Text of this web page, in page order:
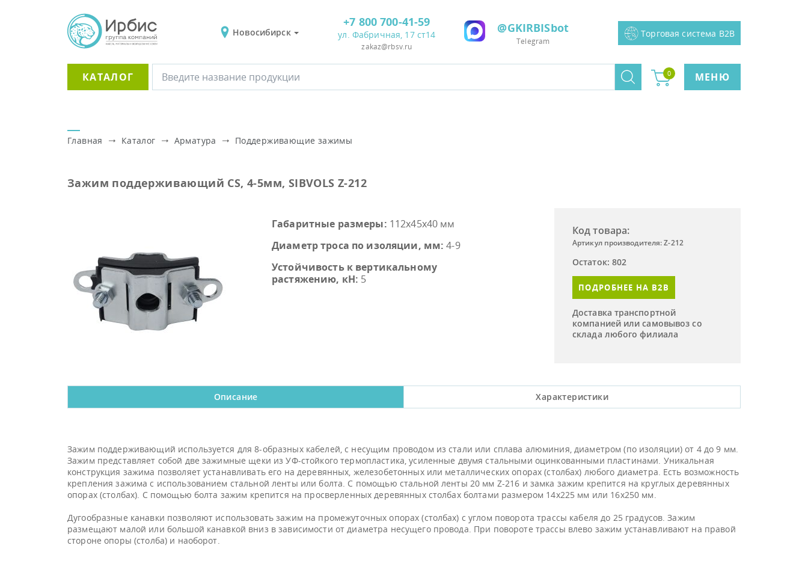
Новосибирск
+7 800 700-41-59
ул. Фабричная, 17 ст14
zakaz@rbsv.ru
@GKIRBISbot
Telegram
Торговая система B2B
КАТАЛОГ 0 МЕНЮ
Главная Каталог Арматура Поддерживающие зажимы
Зажим поддерживающий CS, 4-5мм, SIBVOLS Z-212
Габаритные размеры: 112х45х40 мм
Диаметр троса по изоляции, мм: 4-9
Устойчивость к вертикальному
растяжению, кН: 5
Код товара:
Артикул производителя: Z-212
Остаток: 802
ПОДРОБНЕЕ НА B2B
Доставка транспортной
компанией или самовывоз со
склада любого филиала
Описание Характеристики
Зажим поддерживающий используется для 8-образных кабелей, с несущим проводом из стали или сплава алюминия, диаметром (по изоляции) от 4 до 9 мм.
Зажим представляет собой две зажимные щеки из УФ-стойкого термопластика, усиленные двумя стальными оцинкованными пластинами. Уникальная
конструкция зажима позволяет устанавливать его на деревянных, железобетонных или металлических опорах (столбах) любого диаметра. Есть возможность
крепления зажима с использованием стальной ленты или болта. С помощью стальной ленты 20 мм Z-216 и замка зажим крепится на круглых деревянных
опорах (столбах). С помощью болта зажим крепится на просверленных деревянных столбах болтами размером 14х225 мм или 16х250 мм.
Дугообразные канавки позволяют использовать зажим на промежуточных опорах (столбах) с углом поворота трассы кабеля до 25 градусов. Зажим
размещают малой или большой канавкой вниз в зависимости от диаметра несущего провода. При повороте трассы влево зажим устанавливают на правой
стороне опоры (столба) и наоборот.